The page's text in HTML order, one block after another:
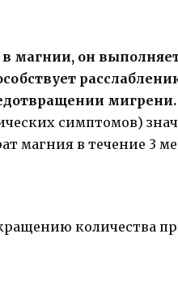
магнии, он
мигрени.
симптомов)
магния в течение 3
количества